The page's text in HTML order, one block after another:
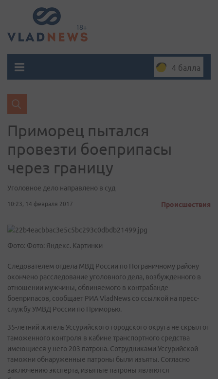
4 балла
Приморец пытался
провезти боеприпасы
через границу
Уголовное дело направлено в суд
10:23, 14 февраля 2017 Происшествия
Фото: Фото: Яндекс. Картинки
Следователем отдела МВД России по Пограничному району
окончено расследование уголовного дела, возбужденного в
отношении мужчины, обвиняемого в контрабанде
боеприпасов, сообщает РИА VladNews со ссылкой на пресс-
службу УМВД России по Приморью.
35-летний житель Уссурийского городского округа не скрыл от
таможенного контроля в кабине транспортного средства
имеющиеся у него 203 патрона. Сотрудниками Уссурийской
таможни обнаруженные патроны были изъяты. Согласно
заключению эксперта, изъятые патроны являются